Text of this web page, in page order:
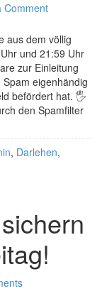
Comment
aus dem völlig
und 21:59 Uhr
zur Einleitung
eigenhändig
befördert hat. 🖐️
den Spamfilter
, Darlehen,